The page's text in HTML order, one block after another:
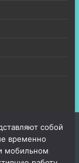
собой
временно
мобильном